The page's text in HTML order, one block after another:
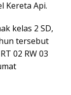
Kereta Api.
kelas 2 SD,
tersebut
02 RW 03